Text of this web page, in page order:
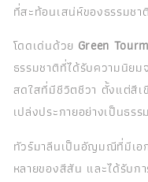
ที่สะท้อนเสน่ห์ของธรรมชา
โดดเด่นด้วย Green
ธรรมชาติที่ได้รับความนิย
สดใสที่มีชีวิตชีวา ตั้งแต่สีเ
เปล่งประกายอย่างเป็นธร
ทัวร์มาลีนเป็นอัญมณีที่มีเอ
หลายของสีสัน และได้รับ